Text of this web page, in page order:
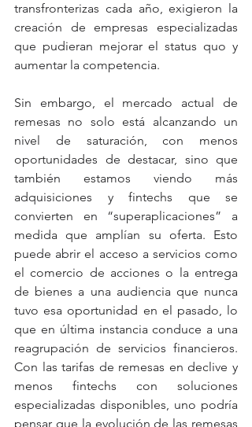
transfronterizas cada año, exigieron la
creación de empresas especializadas
que pudieran mejorar el status quo y
aumentar la competencia.
Sin embargo, el mercado actual de
remesas no solo está alcanzando un
nivel de saturación, con menos
oportunidades de destacar, sino que
también estamos viendo más
adquisiciones y fintechs que se
convierten en “superaplicaciones” a
medida que amplían su oferta. Esto
puede abrir el acceso a servicios como
el comercio de acciones o la entrega
de bienes a una audiencia que nunca
tuvo esa oportunidad en el pasado, lo
que en última instancia conduce a una
reagrupación de servicios financieros.
Con las tarifas de remesas en declive y
menos fintechs con soluciones
especializadas disponibles, uno podría
pensar que la evolución de las remesas